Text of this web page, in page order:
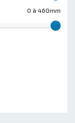
0 à 460mm